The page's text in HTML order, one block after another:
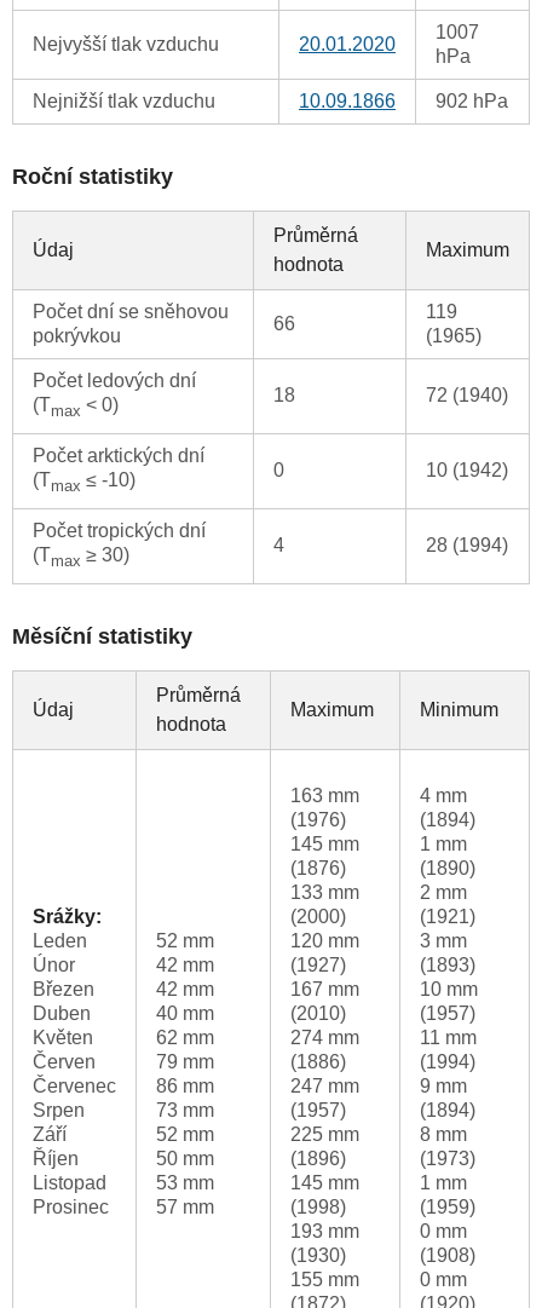
Nejvyšší tlak vzduchu 20.01.2020
1007
hPa
Nejnižší tlak vzduchu 10.09.1866 902 hPa
Roční statistiky
Údaj
Průměrná
hodnota
Maximum
Počet dní se sněhovou
pokrývkou
66
119
(1965)
Počet ledových dní
(Tmax < 0) 18 72 (1940)
Počet arktických dní
(Tmax ≤ -10) 0 10 (1942)
Počet tropických dní
(Tmax ≥ 30) 4 28 (1994)
Měsíční statistiky
Údaj
Průměrná
hodnota
Maximum Minimum
Srážky:
Leden
Únor
Březen
Duben
Květen
Červen
Červenec
Srpen
Září
Říjen
Listopad
Prosinec
52 mm
42 mm
42 mm
40 mm
62 mm
79 mm
86 mm
73 mm
52 mm
50 mm
53 mm
57 mm
163 mm
(1976)
145 mm
(1876)
133 mm
(2000)
120 mm
(1927)
167 mm
(2010)
274 mm
(1886)
247 mm
(1957)
225 mm
(1896)
145 mm
(1998)
193 mm
(1930)
155 mm
4 mm
(1894)
1 mm
(1890)
2 mm
(1921)
3 mm
(1893)
10 mm
(1957)
11 mm
(1994)
9 mm
(1894)
8 mm
(1973)
1 mm
(1959)
0 mm
(1908)
0 mm